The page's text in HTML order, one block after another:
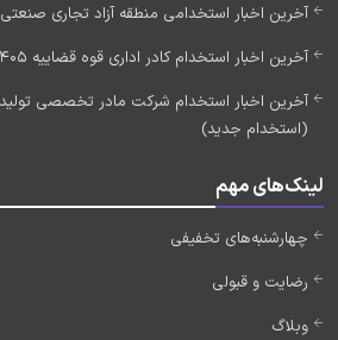
آخرین اخبار استخدامی منطقه آزاد تجاری صنعتی 1405
آخرین اخبار استخدام کادر اداری قوه قضاییه 1405 (به زودی)
(استخدام جدید)
لینک‌های مهم
چهارشنبه‌های تخفیفی
رضایت و قبولی
وبلاگ